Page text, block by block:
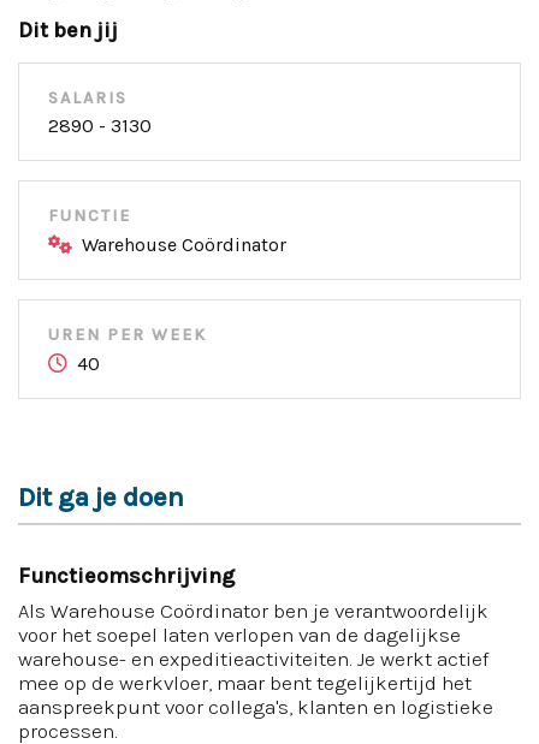
Dit ben jij
SALARIS
2890 - 3130
FUNCTIE
Warehouse Coördinator
UREN PER WEEK
40
Dit ga je doen
Functieomschrijving
Als Warehouse Coördinator ben je verantwoordelijk
voor het soepel laten verlopen van de dagelijkse
warehouse- en expeditieactiviteiten. Je werkt actief
mee op de werkvloer, maar bent tegelijkertijd het
aanspreekpunt voor collega's, klanten en logistieke
processen.